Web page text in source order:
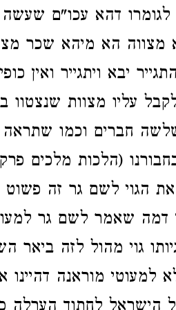
דהא עכו"ם שעשה
הא מיהא שכר
יבא ויתגייר ואין
עליו מצוות שנצטוו
חברים וכמו שתראה
(הלכות מלכים
הגוי לשם גר זה פשוט
דמה שאמר לשם גר
גוי מהול לזה
מוראנה דהיינו